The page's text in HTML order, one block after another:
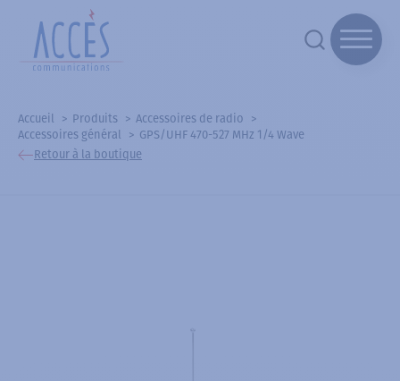
Accueil Produits
Accessoires de radio
Accessoires général
GPS/UHF 470-527 MHz 1/4 Wave
Retour à la boutique